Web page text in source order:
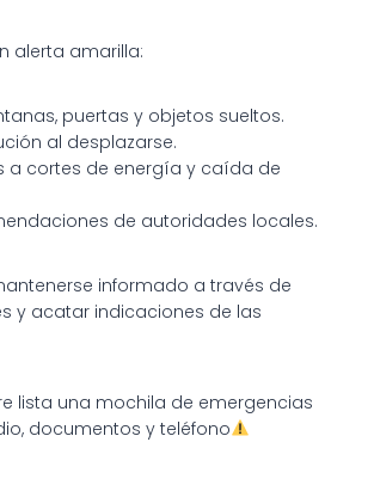
alerta amarilla:
puertas y objetos sueltos.
al desplazarse.
a cortes de energía y caída de
de autoridades locales.
informado a través de
y acatar indicaciones de las
lista una mochila de emergencias
documentos y teléfono